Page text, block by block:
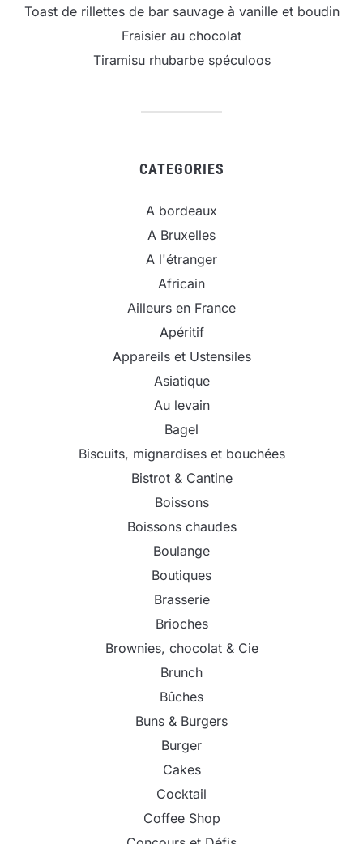
Toast de rillettes de bar sauvage à vanille et boudin
Fraisier au chocolat
Tiramisu rhubarbe spéculoos
CATEGORIES
A bordeaux
A Bruxelles
A l'étranger
Africain
Ailleurs en France
Apéritif
Appareils et Ustensiles
Asiatique
Au levain
Bagel
Biscuits, mignardises et bouchées
Bistrot & Cantine
Boissons
Boissons chaudes
Boulange
Boutiques
Brasserie
Brioches
Brownies, chocolat & Cie
Brunch
Bûches
Buns & Burgers
Burger
Cakes
Cocktail
Coffee Shop